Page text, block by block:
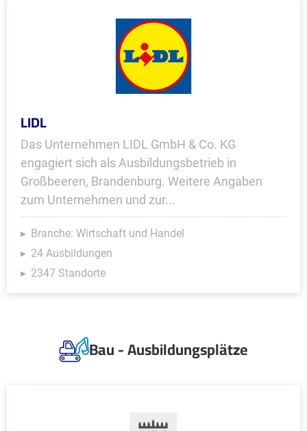
LIDL
Das Unternehmen LIDL GmbH & Co. KG
engagiert sich als Ausbildungsbetrieb in
Großbeeren, Brandenburg. Weitere Angaben
zum Unternehmen und zur...
Branche: Wirtschaft und Handel
24 Ausbildungen
2347 Standorte
Bau - Ausbildungsplätze